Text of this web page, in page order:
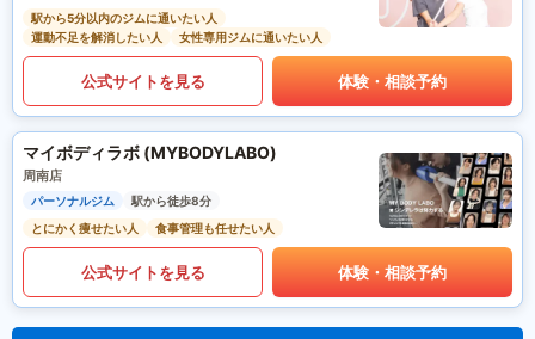
駅から5分以内のジムに通いたい人
運動不足を解消したい人
女性専用ジムに通いたい人
公式サイトを見る 体験・相談予約
マイボディラボ (MYBODYLABO)
周南店
パーソナルジム
駅から徒歩8分
とにかく痩せたい人
食事管理も任せたい人
公式サイトを見る 体験・相談予約